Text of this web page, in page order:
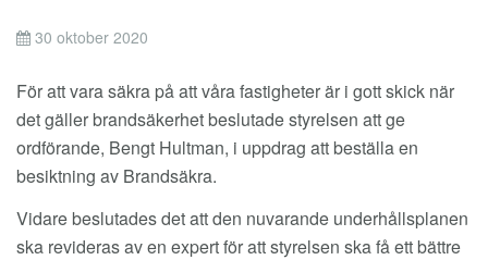
30 oktober 2020
För att vara säkra på att våra fastigheter är i gott skick när
det gäller brandsäkerhet beslutade styrelsen att ge
ordförande, Bengt Hultman, i uppdrag att beställa en
besiktning av Brandsäkra.
Vidare beslutades det att den nuvarande underhållsplanen
ska revideras av en expert för att styrelsen ska få ett bättre